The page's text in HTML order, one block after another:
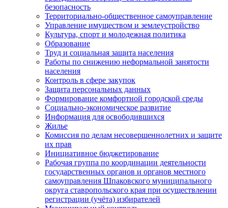
безопасность
Территориально-общественное самоуправление
Управление имуществом и землеустройство
Культура, спорт и молодежная политика
Образование
Труд и социальная защита населения
Работы по снижению неформальной занятости
населения
Контроль в сфере закупок
Защита персональных данных
Формирование комфортной городской среды
Социально-экономическое развитие
Информация для освободившихся
Жилье
Комиссия по делам несовершеннолетних и защите
их прав
Инициативное бюджетирование
Рабочая группа по координации деятельности
государственных органов и органов местного
самоуправления Шпаковского муниципального
округа ставропольского края при осуществлении
регистрации (учёта) избирателей